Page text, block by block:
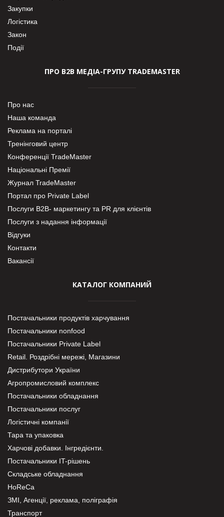
Закупки
Логістика
Закон
Події
ПРО В2В МЕДІА-ГРУПУ TRADEMASTER
Про нас
Наша команда
Реклама на порталі
Тренінговий центр
Конференції TradeMaster
Національні Премії
Журнал TradeMaster
Портал про Private Label
Послуги В2В- маркетингу та PR для клієнтів
Послуги з надання інформації
Відгуки
Контакти
Вакансії
КАТАЛОГ КОМПАНИЙ
Постачальники продуктів харчування
Постачальники nonfood
Постачальники Private Label
Retail. Роздрібні мережі, Магазини
Дистрибутори України
Агропромисловий комплекс
Постачальники обладнання
Постачальники послуг
Логістичні компанії
Тара та упаковка
Харчові добавки. Інгредієнти.
Постачальники IT-рішень
Складське обладнання
HoReCa
ЗМІ, Агенції, реклама, поліграфія
Транспорт